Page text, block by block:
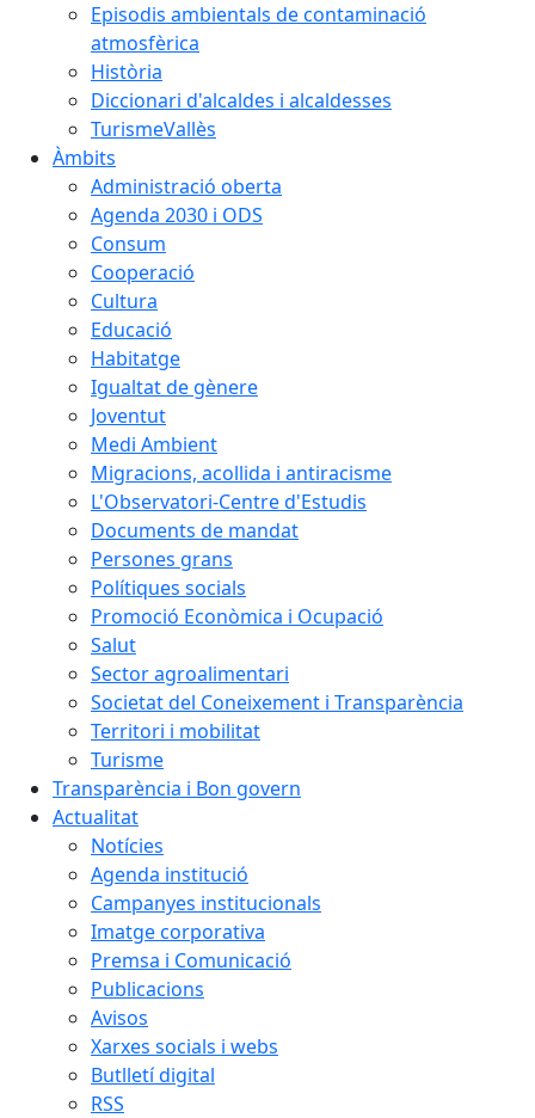
Episodis ambientals de contaminació
atmosfèrica
Història
Diccionari d'alcaldes i alcaldesses
TurismeVallès
Àmbits
Administració oberta
Agenda 2030 i ODS
Consum
Cooperació
Cultura
Educació
Habitatge
Igualtat de gènere
Joventut
Medi Ambient
Migracions, acollida i antiracisme
L'Observatori-Centre d'Estudis
Documents de mandat
Persones grans
Polítiques socials
Promoció Econòmica i Ocupació
Salut
Sector agroalimentari
Societat del Coneixement i Transparència
Territori i mobilitat
Turisme
Transparència i Bon govern
Actualitat
Notícies
Agenda institució
Campanyes institucionals
Imatge corporativa
Premsa i Comunicació
Publicacions
Avisos
Xarxes socials i webs
Butlletí digital
RSS